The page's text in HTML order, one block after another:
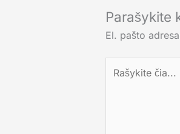
Parašykite
El. pašto
čia...